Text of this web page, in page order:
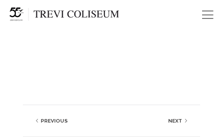
PREVIOUS NEXT